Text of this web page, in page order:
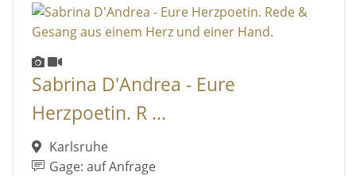
Sabrina D'Andrea - Eure
Herzpoetin. R ...
Karlsruhe
Gage: auf Anfrage